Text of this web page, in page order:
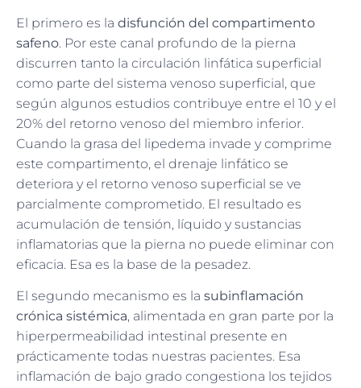
El primero es la disfunción del compartimento
safeno. Por este canal profundo de la pierna
discurren tanto la circulación linfática superficial
como parte del sistema venoso superficial, que
según algunos estudios contribuye entre el 10 y el
20% del retorno venoso del miembro inferior.
Cuando la grasa del lipedema invade y comprime
este compartimento, el drenaje linfático se
deteriora y el retorno venoso superficial se ve
parcialmente comprometido. El resultado es
acumulación de tensión, líquido y sustancias
inflamatorias que la pierna no puede eliminar con
eficacia. Esa es la base de la pesadez.
El segundo mecanismo es la subinflamación
crónica sistémica, alimentada en gran parte por la
hiperpermeabilidad intestinal presente en
prácticamente todas nuestras pacientes. Esa
inflamación de bajo grado congestiona los tejidos